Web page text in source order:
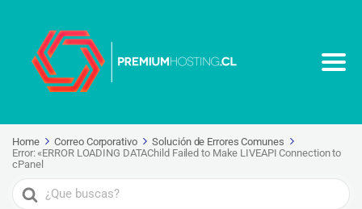
Home Correo Corporativo
Solución de Errores Comunes
Error: «ERROR LOADING DATAChild Failed to Make LIVEAPI Connection to
cPanel
Search
For